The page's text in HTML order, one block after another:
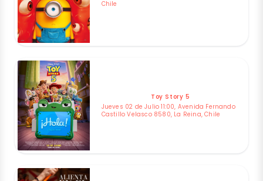
Chile
Toy Story 5
Jueves 02 de Julio 11:00, Avenida Fernando
Castillo Velasco 8580, La Reina, Chile